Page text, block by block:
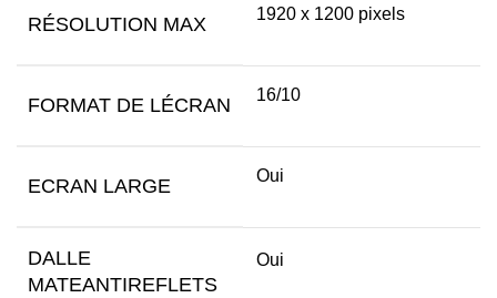
RÉSOLUTION MAX 1920 x 1200 pixels
FORMAT DE LÉCRAN 16/10
ECRAN LARGE Oui
DALLE
MATEANTIREFLETS
Oui